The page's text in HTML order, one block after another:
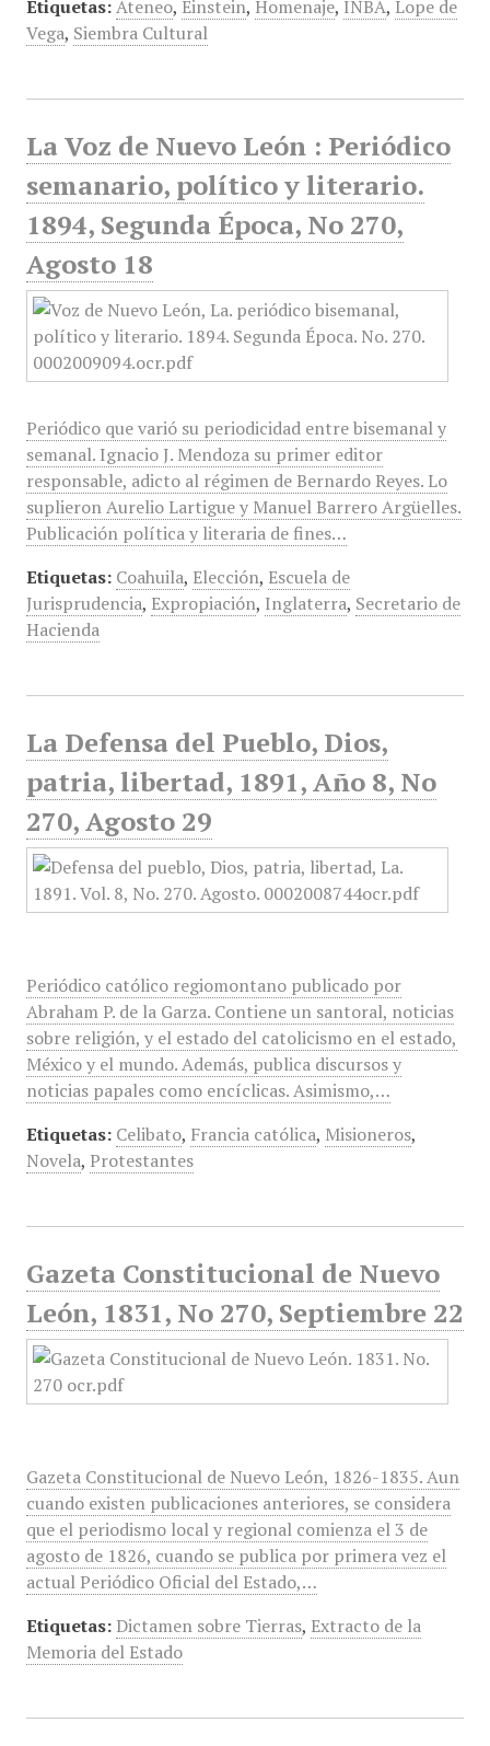
Etiquetas: Ateneo, Einstein, Homenaje, INBA, Lope de
Vega, Siembra Cultural
La Voz de Nuevo León : Periódico
semanario, político y literario.
1894, Segunda Época, No 270,
Agosto 18
Periódico que varió su periodicidad entre bisemanal y
semanal. Ignacio J. Mendoza su primer editor
responsable, adicto al régimen de Bernardo Reyes. Lo
suplieron Aurelio Lartigue y Manuel Barrero Argüelles.
Publicación política y literaria de fines…
Etiquetas: Coahuila, Elección, Escuela de
Jurisprudencia, Expropiación, Inglaterra, Secretario de
Hacienda
La Defensa del Pueblo, Dios,
patria, libertad, 1891, Año 8, No
270, Agosto 29
Periódico católico regiomontano publicado por
Abraham P. de la Garza. Contiene un santoral, noticias
sobre religión, y el estado del catolicismo en el estado,
México y el mundo. Además, publica discursos y
noticias papales como encíclicas. Asimismo,…
Etiquetas: Celibato, Francia católica, Misioneros,
Novela, Protestantes
Gazeta Constitucional de Nuevo
León, 1831, No 270, Septiembre 22
Gazeta Constitucional de Nuevo León, 1826-1835. Aun
cuando existen publicaciones anteriores, se considera
que el periodismo local y regional comienza el 3 de
agosto de 1826, cuando se publica por primera vez el
actual Periódico Oficial del Estado,…
Etiquetas: Dictamen sobre Tierras, Extracto de la
Memoria del Estado